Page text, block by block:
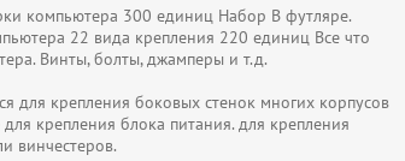
компьютера 300 единиц Набор В футляре.
22 вида крепления 220 единиц Все что
Винты, болты, джамперы и т.д.
для крепления боковых стенок многих корпусов
крепления блока питания. для крепления
винчестеров.